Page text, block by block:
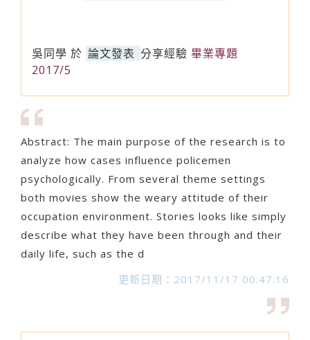
吳同學 於 論文發表 分享經驗 畢業專題
2017/5
Abstract: The main purpose of the research is to
analyze how cases influence policemen
psychologically. From several theme settings
both movies show the weary attitude of their
occupation environment. Stories looks like simply
describe what they have been through and their
daily life, such as the d
更新日期：2017/11/17 00:47:16